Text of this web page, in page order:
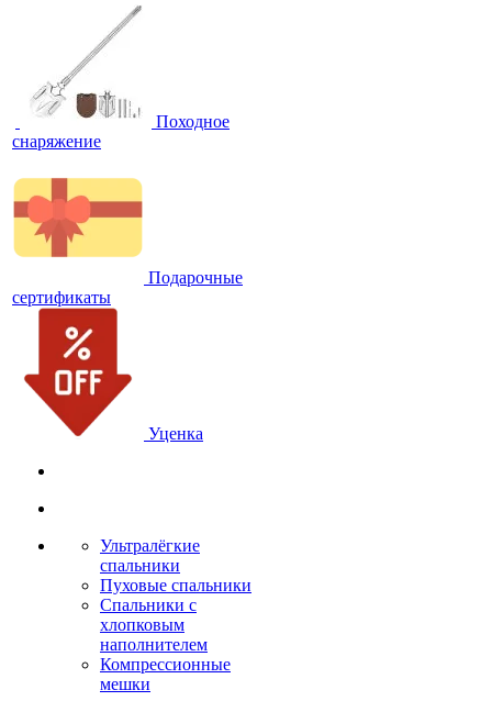
Походное
снаряжение
Подарочные
сертификаты
Уценка
Ультралёгкие
спальники
Пуховые спальники
Спальники с
хлопковым
наполнителем
Компрессионные
мешки